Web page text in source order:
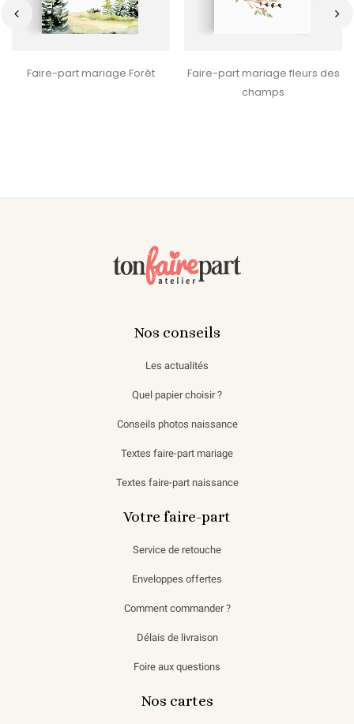
Faire-part mariage Forêt
Faire-part mariage fleurs des
champs
Nos conseils
Les actualités
Quel papier choisir ?
Conseils photos naissance
Textes faire-part mariage
Textes faire-part naissance
Votre faire-part
Service de retouche
Enveloppes offertes
Comment commander ?
Délais de livraison
Foire aux questions
Nos cartes